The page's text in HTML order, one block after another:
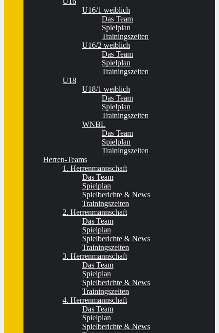
U16/1 weiblich
Das Team
Spielplan
Trainingszeiten
U16/2 weiblich
Das Team
Spielplan
Trainingszeiten
U18
U18/1 weiblich
Das Team
Spielplan
Trainingszeiten
WNBL
Das Team
Spielplan
Trainingszeiten
Herren-Teams
1. Herrenmannschaft
Das Team
Spielplan
Spielberichte & News
Trainingszeiten
2. Herrenmannschaft
Das Team
Spielplan
Spielberichte & News
Trainingszeiten
3. Herrenmannschaft
Das Team
Spielplan
Spielberichte & News
Trainingszeiten
4. Herrenmannschaft
Das Team
Spielplan
Spielberichte & News